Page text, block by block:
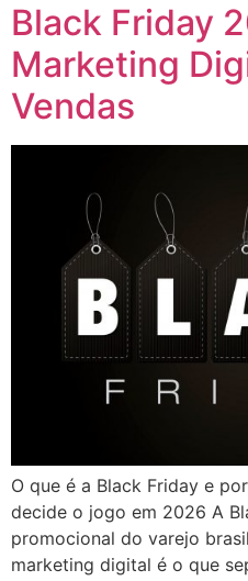
Black Friday
Marketing
Vendas
O que é a Black Friday e
decide o jogo em 2026 A
promocional do varejo
marketing digital é o que